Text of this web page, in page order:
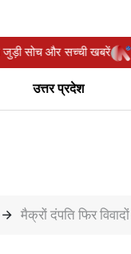
से जुड़ी सोच और सच्ची खबरें
उत्तर प्रदेश
मैक्रों दंपति फिर